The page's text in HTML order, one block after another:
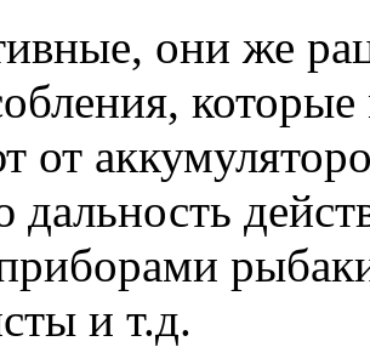
они же
от
дальность
и т.д.